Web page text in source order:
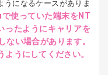
うになるケースがありま
で使っていた端末をNT
ったようにキャリアを
ない場合があります。
うにしてください。